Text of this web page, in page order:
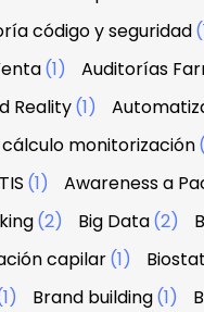
código y seguridad
(1) Auditorías
Reality(1)
cálculo monitorización
(1) Awareness a
(2) Big Data(2)
capilar(1)
Brand building(1)